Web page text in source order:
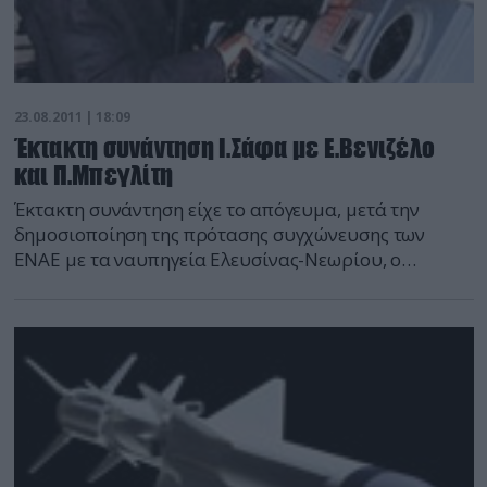
23.08.2011 | 18:09
Έκτακτη συνάντηση Ι.Σάφα με Ε.Βενιζέλο
και Π.Μπεγλίτη
Έκτακτη συνάντηση είχε το απόγευμα, μετά την
δημοσιοποίηση της πρότασης συγχώνευσης των
ΕΝΑΕ με τα ναυπηγεία Ελευσίνας-Νεωρίου, ο
Άμυνας Π.Μπεγλίτη, στο γραφείο του πρώτου. Πέρα
από την πρόταση για συγχώνευση και την
δημιουργία Ενιαίου Ναυπηγικού Φορέα, συζητήθηκε
και η απαίτηση του Ι.Σάφα να δωθούν επιπλέον 130
εκατ. ευρώ για το ναυπηγικό πρόγραμμα των
υποβρυχίων Type 214. Τμήμα ειδήσεων